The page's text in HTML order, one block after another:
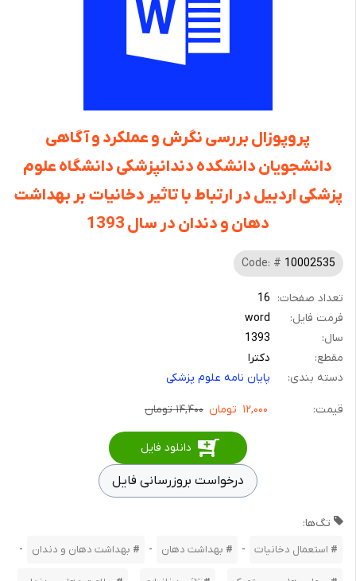
پروپوزال بررسی نگرش و عملکرد و آگاهی
دانشجویان دانشکده دندانپزشکی دانشگاه علوم
پزشکی اردبیل در ارتباط با تاثیر دخانیات بر بهداشت
دهان و دندان در سال 1393
Code: # 10002535
تعداد صفحات: 16
فرمت فایل:
word
سال:
1393
مقطع:
دکترا
دسته بندی:
پایان نامه علوم پزشکی
قیمت: ۱۲,۰۰۰ تومان ۱۴,۴۰۰ تومان
دانلود فایل
درخواست بروزرسانی فایل
تگ‌ها:
استعمال دخانیات - بهداشت دهان - بهداشت دهان و دندان -